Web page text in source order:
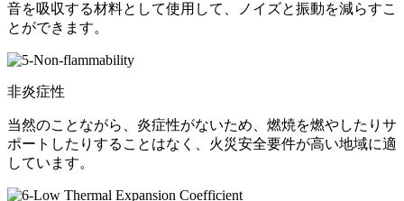
音を吸収する材料として使用して、ノイズと振動を減らすこ
とができます。
非炎症性
当然のことながら、炎症性がないため、燃焼を燃やしたりサ
ポートしたりすることはなく、火災安全要件が高い地域に適
しています。